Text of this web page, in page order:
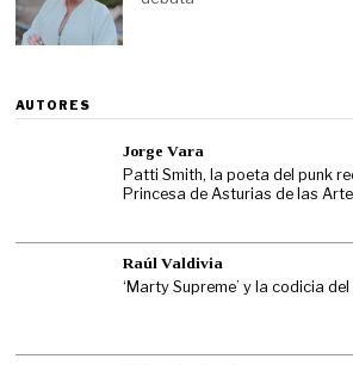
AUTORES
Jorge Vara
Patti Smith, la poeta del punk
Princesa de Asturias de las
Raúl Valdivia
‘Marty Supreme’ y la codicia